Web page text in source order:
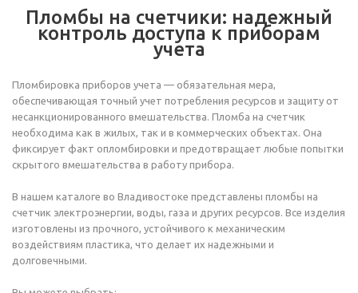
Пломбы на счетчики: надежный
контроль доступа к приборам
учета
Пломбировка приборов учета — обязательная мера,
обеспечивающая точный учет потребления ресурсов и защиту от
несанкционированного вмешательства. Пломба на счетчик
необходима как в жилых, так и в коммерческих объектах. Она
фиксирует факт опломбировки и предотвращает любые попытки
скрытого вмешательства в работу прибора.
В нашем каталоге во Владивостоке представлены пломбы на
счетчик электроэнергии, воды, газа и других ресурсов. Все изделия
изготовлены из прочного, устойчивого к механическим
воздействиям пластика, что делает их надежными и
долговечными.